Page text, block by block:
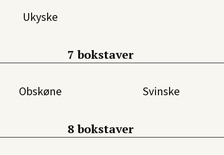
Ukyske
7 bokstaver
Obskøne Svinske
8 bokstaver